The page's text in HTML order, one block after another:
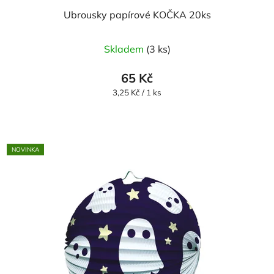
Ubrousky papírové KOČKA 20ks
Skladem (3 ks)
65 Kč
Měrná
3,25 Kč / 1 ks
NOVINKA